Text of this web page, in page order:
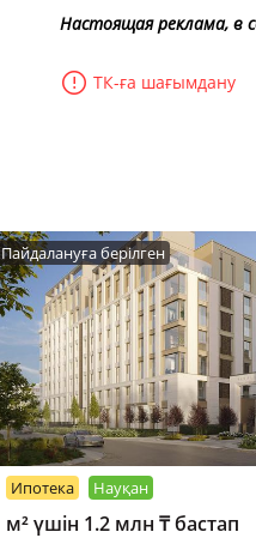
Настоящая реклама, в
ТК-ға шағымдану
Пайдалануға берілген
Ипотека Науқан
м² үшін 1.2 млн ₸ бастап